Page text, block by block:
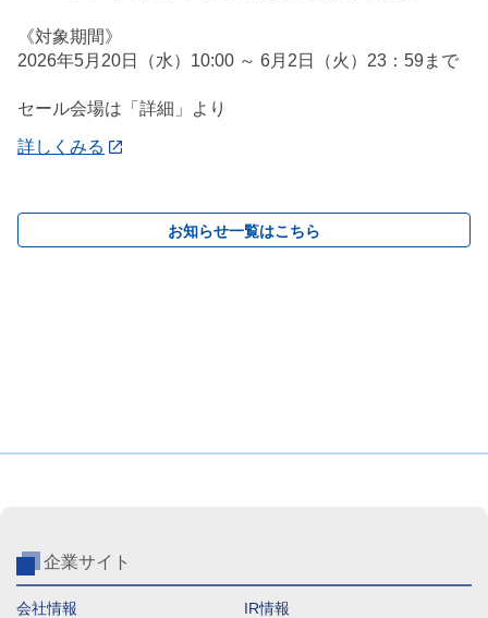
《対象期間》
2026年5月20日（水）10:00 ～ 6月2日（火）23：59まで
セール会場は「詳細」より
詳しくみる
お知らせ一覧はこちら
企業サイト
会社情報 IR情報